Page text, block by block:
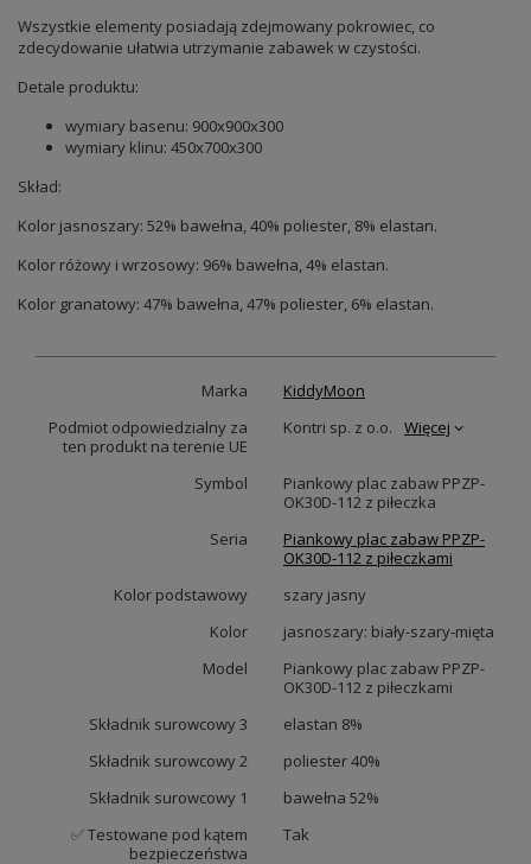
Wszystkie elementy posiadają zdejmowany pokrowiec, co
zdecydowanie ułatwia utrzymanie zabawek w czystości.
Detale produktu:
wymiary basenu: 900x900x300
wymiary klinu: 450x700x300
Skład:
Kolor jasnoszary: 52% bawełna, 40% poliester, 8% elastan.
Kolor różowy i wrzosowy: 96% bawełna, 4% elastan.
Kolor granatowy: 47% bawełna, 47% poliester, 6% elastan.
Marka
KiddyMoon
Podmiot odpowiedzialny za
ten produkt na terenie UE
Kontri sp. z o.o. Więcej
Symbol
Piankowy plac zabaw PPZP-
OK30D-112 z piłeczka
Seria
Piankowy plac zabaw PPZP-
OK30D-112 z piłeczkami
Kolor podstawowy
szary jasny
Kolor
jasnoszary: biały-szary-mięta
Model
Piankowy plac zabaw PPZP-
OK30D-112 z piłeczkami
Składnik surowcowy 3
elastan 8%
Składnik surowcowy 2
poliester 40%
Składnik surowcowy 1
bawełna 52%
✅ Testowane pod kątem
bezpieczeństwa
Tak